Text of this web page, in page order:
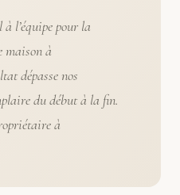
l’équipe pour la
maison à
dépasse nos
du début à la fin.
à